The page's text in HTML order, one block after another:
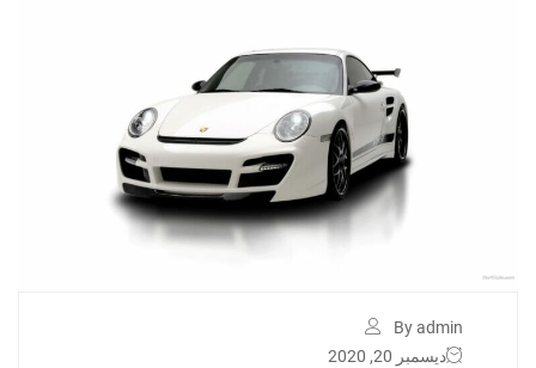
By admin
ديسمبر 20, 2020